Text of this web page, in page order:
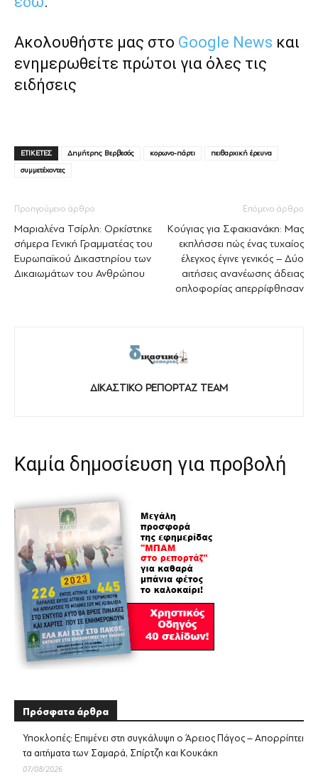
Ακολουθήστε μας στο Google News και
ενημερωθείτε πρώτοι για όλες τις
ειδήσεις
ΕΤΙΚΕΤΕΣ Δημήτρης Βερβεσός κορωνο-πάρτι
πειθαρχική έρευνα
συμμετέχοντες
Προηγούμενο άρθρο
Μαριαλένα Τσίρλη: Ορκίστηκε
σήμερα Γενική Γραμματέας του
Ευρωπαϊκού Δικαστηρίου των
Δικαιωμάτων του Ανθρώπου
Επόμενο άρθρο
Κούγιας για Σφακιανάκη: Μας
εκπλήσσει πώς ένας τυχαίος
έλεγχος έγινε γενικός – Δύο
αιτήσεις ανανέωσης άδειας
οπλοφορίας απερρίφθησαν
ΔΙΚΑΣΤΙΚΟ ΡΕΠΟΡΤΑΖ TEAM
Καμία δημοσίευση για προβολή
Πρόσφατα άρθρα
Υποκλοπές: Επιμένει στη συγκάλυψη ο Άρειος Πάγος – Απορρίπτει
τα αιτήματα των Σαμαρά, Σπίρτζη και Κουκάκη
07/08/2026